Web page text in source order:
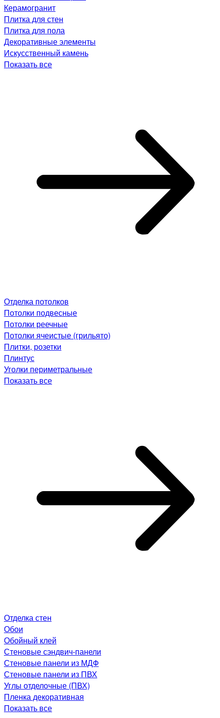
Керамогранит
Плитка для стен
Плитка для пола
Декоративные элементы
Искусственный камень
Показать все
Отделка потолков
Потолки подвесные
Потолки реечные
Потолки ячеистые (грильято)
Плитки, розетки
Плинтус
Уголки периметральные
Показать все
Отделка стен
Обои
Обойный клей
Стеновые сэндвич-панели
Стеновые панели из МДФ
Стеновые панели из ПВХ
Углы отделочные (ПВХ)
Пленка декоративная
Показать все